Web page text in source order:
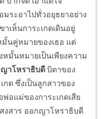
ระอาไปทั่วอยุธยาอย่าง
าเห็นการะเกดเดินอยู่
มั้นคู่หมายของเธอ แต่
หมั้นหมายเป็นเพียงความ
าโหราธิบดี บิดาของ
กด ซึ่งเป็นลูกสาวของ
พ่อแม่ของการะเกดเสีย
งสาร ออกญาโหราธิบดี